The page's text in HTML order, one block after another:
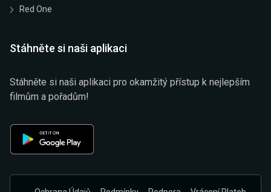
Red One
Stáhněte si naši aplikaci
Stáhněte si naši aplikaci pro okamžitý přístup k nejlepším
filmům a pořadům!